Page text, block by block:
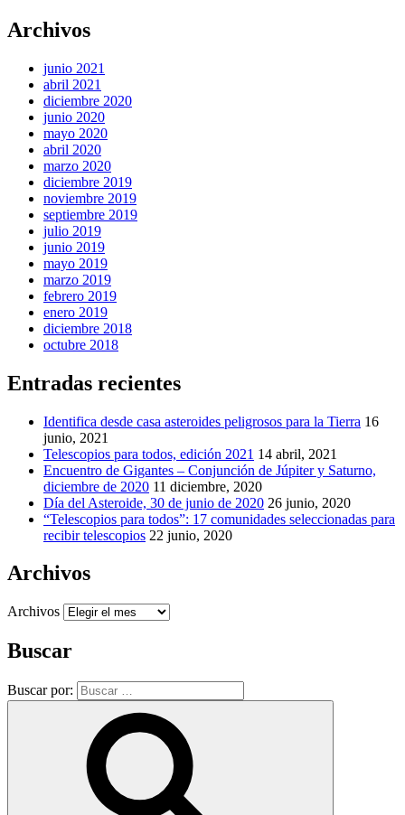
Archivos
junio 2021
abril 2021
diciembre 2020
junio 2020
mayo 2020
abril 2020
marzo 2020
diciembre 2019
noviembre 2019
septiembre 2019
julio 2019
junio 2019
mayo 2019
marzo 2019
febrero 2019
enero 2019
diciembre 2018
octubre 2018
Entradas recientes
Identifica desde casa asteroides peligrosos para la Tierra 16
junio, 2021
Telescopios para todos, edición 2021 14 abril, 2021
Encuentro de Gigantes – Conjunción de Júpiter y Saturno,
diciembre de 2020 11 diciembre, 2020
Día del Asteroide, 30 de junio de 2020 26 junio, 2020
“Telescopios para todos”: 17 comunidades seleccionadas para
recibir telescopios 22 junio, 2020
Archivos
Archivos
Buscar
Buscar por: